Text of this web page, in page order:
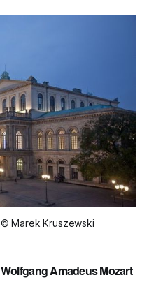
Marek Kruszewski
Amadeus Mozart